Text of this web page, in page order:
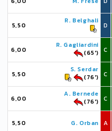
5,50
R. Belghali
D
6,00
R. Gagliardini
(65')
C
5,50
S. Serdar
(76')
C
6,00
A. Bernede
(76')
C
5,50 G. Orban A